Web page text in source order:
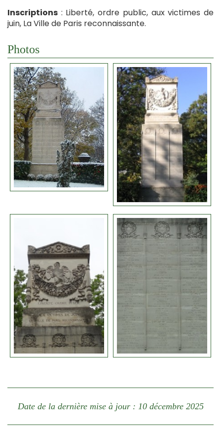
Inscriptions : Liberté, ordre public, aux victimes de
juin, La Ville de Paris reconnaissante.
Photos
Date de la dernière mise à jour : 10 décembre 2025